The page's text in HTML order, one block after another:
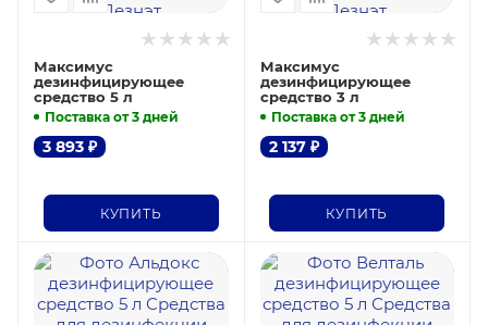
Максимус
дезинфицирующее
средство 5 л
Поставка от 3 дней
3 893 ₽
КУПИТЬ
Максимус
дезинфицирующее
средство 3 л
Поставка от 3 дней
2 137₽
КУПИТЬ